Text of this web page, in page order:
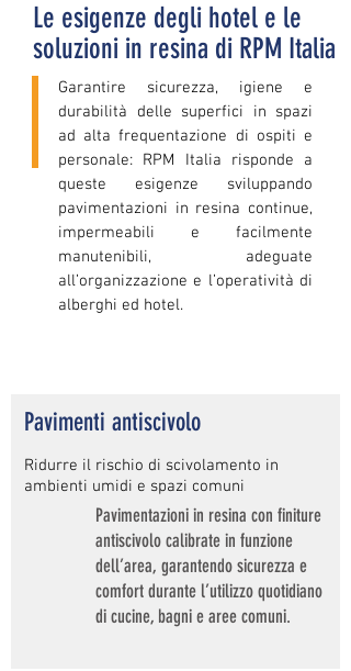
Le esigenze degli hotel e le
soluzioni in resina di RPM Italia
Garantire sicurezza, igiene e
durabilità delle superfici in spazi
ad alta frequentazione di ospiti e
personale: RPM Italia risponde a
queste esigenze sviluppando
pavimentazioni in resina continue,
impermeabili e facilmente
manutenibili, adeguate
all’organizzazione e l’operatività di
alberghi ed hotel.
Pavimenti antiscivolo
Ridurre il rischio di scivolamento in
ambienti umidi e spazi comuni
Pavimentazioni in resina con finiture
antiscivolo calibrate in funzione
dell’area, garantendo sicurezza e
comfort durante l’utilizzo quotidiano
di cucine, bagni e aree comuni.